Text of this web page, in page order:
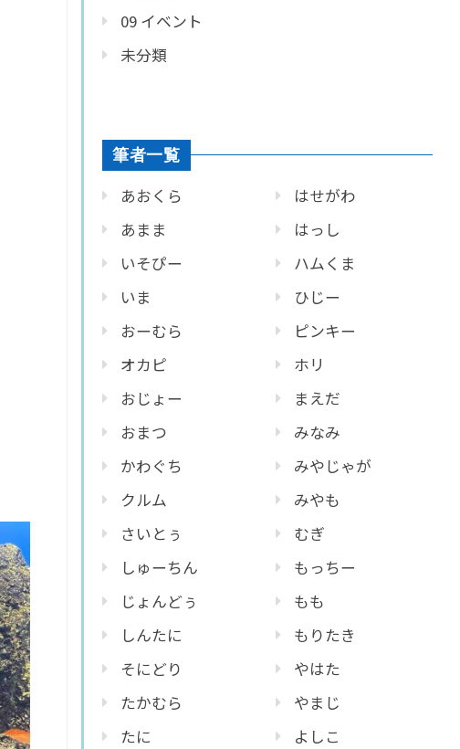
09 イベント
未分類
筆者一覧
あおくら
あまま
いそぴー
いま
おーむら
オカピ
おじょー
おまつ
かわぐち
クルム
さいとぅ
しゅーちん
じょんどぅ
しんたに
そにどり
たかむら
たに
はせがわ
はっし
ハムくま
ひじー
ピンキー
ホリ
まえだ
みなみ
みやじゃが
みやも
むぎ
もっちー
もも
もりたき
やはた
やまじ
よしこ